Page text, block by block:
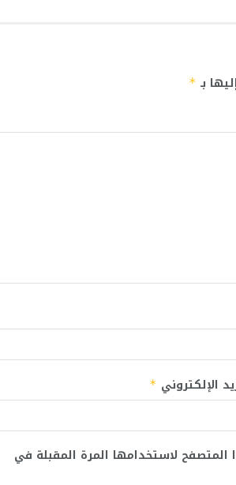
بـ *
الإلكتروني *
لاستخدامها المرة المقبلة في